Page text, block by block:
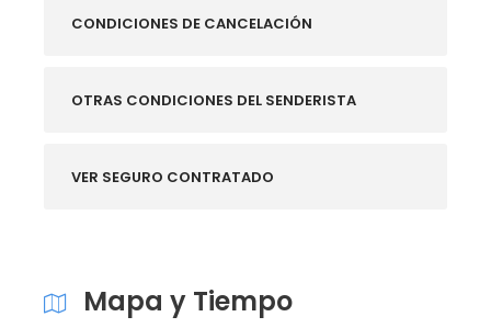
CONDICIONES DE CANCELACIÓN
OTRAS CONDICIONES DEL SENDERISTA
VER SEGURO CONTRATADO
Mapa y Tiempo